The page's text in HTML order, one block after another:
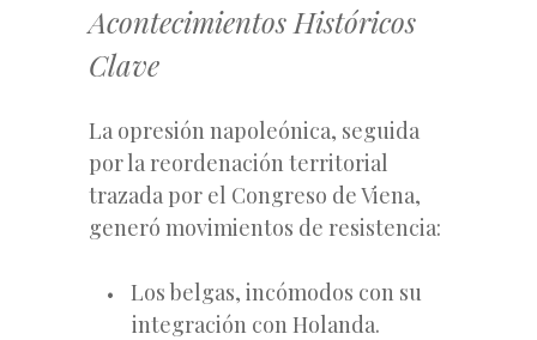
Acontecimientos Históricos
Clave
La opresión napoleónica, seguida
por la reordenación territorial
trazada por el Congreso de Viena,
generó movimientos de resistencia:
Los belgas, incómodos con su
integración con Holanda.